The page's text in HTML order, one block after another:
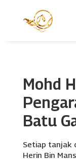
Mohd
Batu
Setiap tanjak
Herin Bin